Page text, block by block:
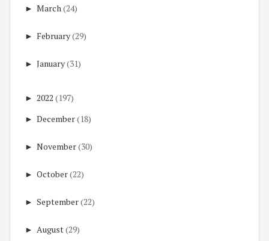
► March(24)
► February(29)
► January(31)
► 2022 (197)
► December(18)
► November(30)
► October(22)
► September(22)
► August(29)